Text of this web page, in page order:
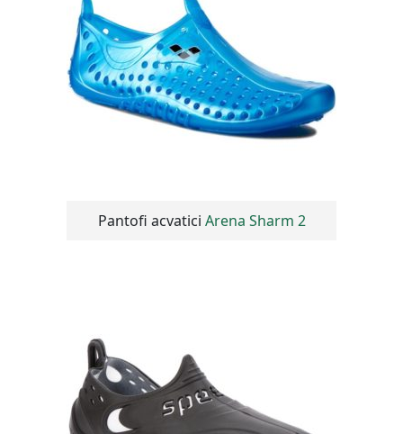
Pantofi acvatici Arena Sharm 2